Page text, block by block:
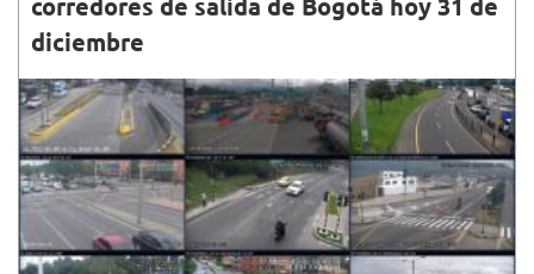
diciembre
31•DIC•2025
Conoce los reportes más relevantes de la Secretaría
de Movilidad y de TransMilenio para este miércoles
31 de diciembre de 2025.